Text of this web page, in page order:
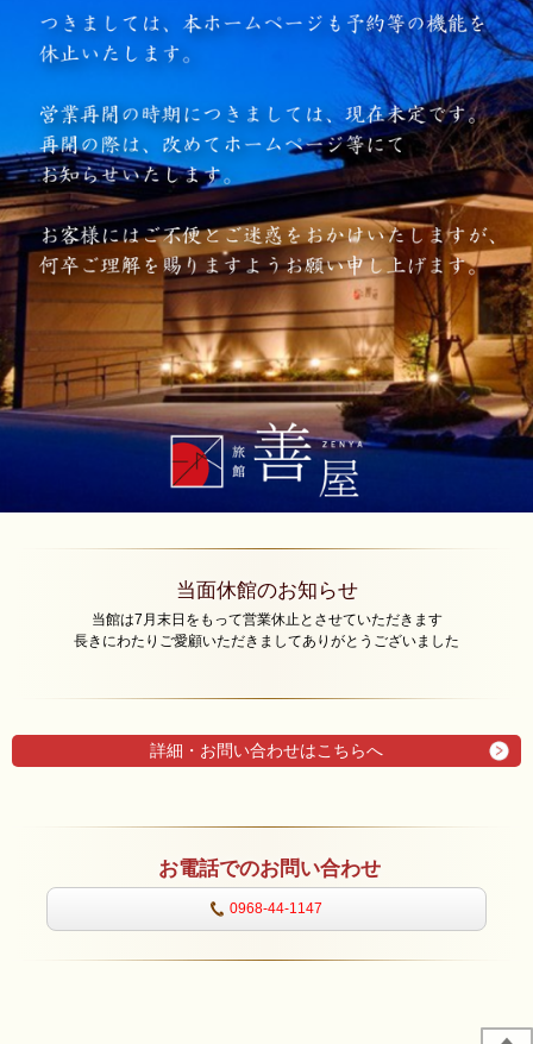
当面休館のお知らせ
当館は7月末日をもって営業休止とさせていただきます
長きにわたりご愛顧いただきましてありがとうございました
詳細・お問い合わせはこちらへ
お電話でのお問い合わせ
0968-44-1147